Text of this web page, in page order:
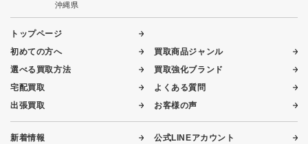
沖縄県
トップページ
初めての方へ
選べる買取方法
宅配買取
出張買取
買取商品ジャンル
買取強化ブランド
よくある質問
お客様の声
新着情報
公式LINEアカウント